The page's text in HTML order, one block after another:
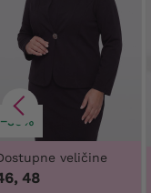
−30%
veličine
48